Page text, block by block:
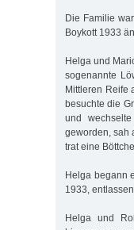
Die Familie
Boykott 1933
Helga und
sogenannte
Mittleren Reife
besuchte die
und
geworden, sah
trat eine
Helga begann
1933,
Helga und